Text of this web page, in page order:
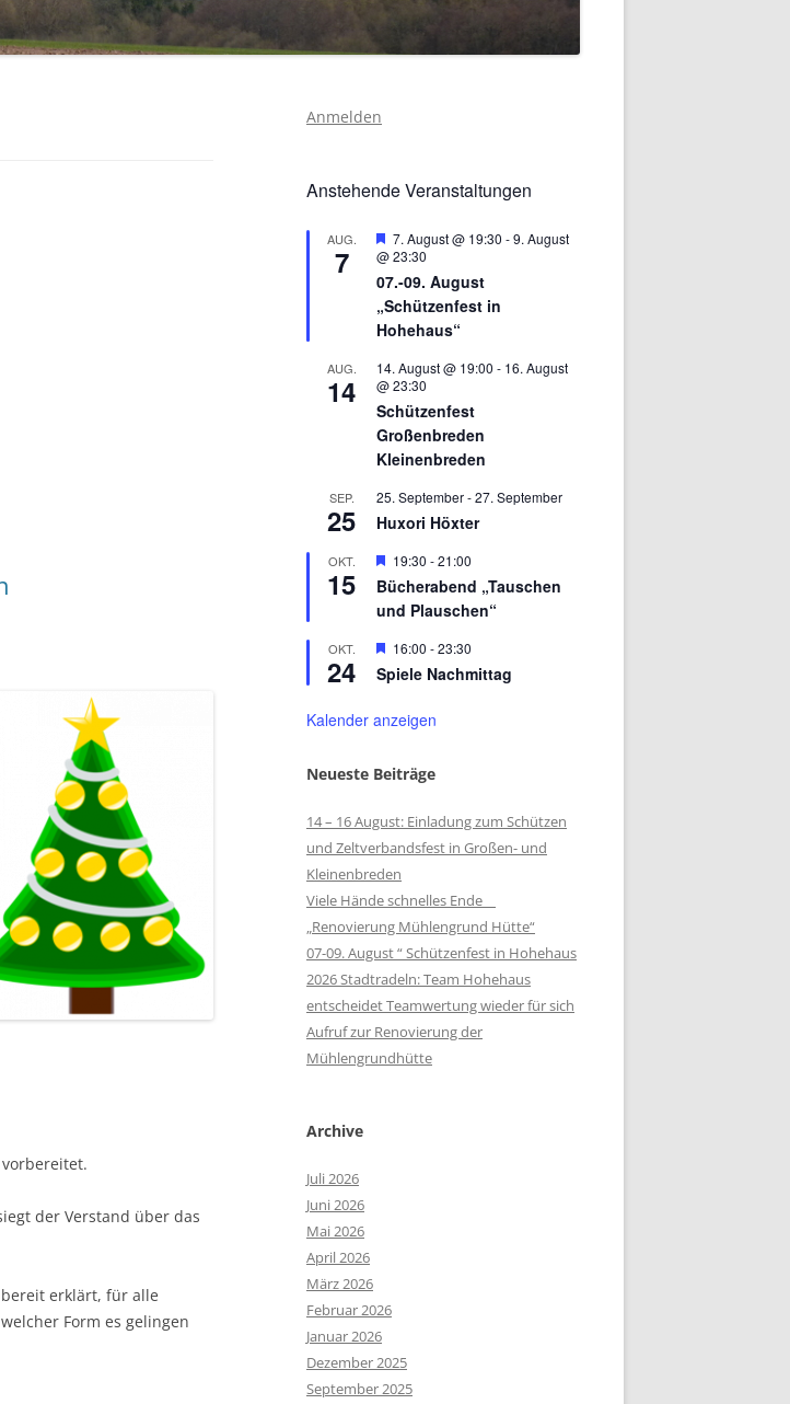
1970
/ HEILIGE DREI
der Verstand über das
erklärt, für alle
Form es gelingen
Anmelden
Anstehende Veranstaltungen
AUG.
7
Hervorgehoben
7. August @ 19:30 -9. August
@ 23:30
07.-09. August
„Schützenfest in
Hohehaus“
AUG.
14
14. August @ 19:00 - 16. August
@ 23:30
Schützenfest
Großenbreden
Kleinenbreden
SEP.
25
25. September-27. September
Huxori Höxter
OKT.
15
Hervorgehoben
19:30 -21:00
Bücherabend „Tauschen
und Plauschen“
OKT.
24
Hervorgehoben
16:00 -23:30
Spiele Nachmittag
Kalender anzeigen
Neueste Beiträge
14 – 16 August: Einladung zum Schützen
und Zeltverbandsfest in Großen- und
Kleinenbreden
Viele Hände schnelles Ende
„Renovierung Mühlengrund Hütte“
07-09. August “ Schützenfest in Hohehaus
2026 Stadtradeln: Team Hohehaus
entscheidet Teamwertung wieder für sich
Aufruf zur Renovierung der
Mühlengrundhütte
Archive
Juli 2026
Juni 2026
Mai 2026
April 2026
März 2026
Februar 2026
Januar 2026
Dezember 2025
September 2025